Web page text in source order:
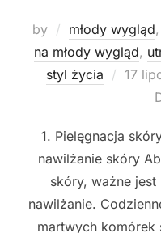
by młody wygląd,
na młody wygląd,
styl życia
17
1. Pielęgnacja
nawilżanie skóry
skóry, ważne
nawilżanie.
martwych komórek